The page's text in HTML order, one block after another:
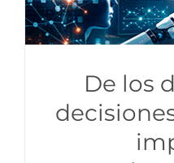
De los